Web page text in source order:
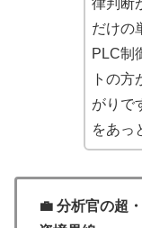
律判断
だけの
PLC制
トの
がりで
をあっ
💼 分析官の超